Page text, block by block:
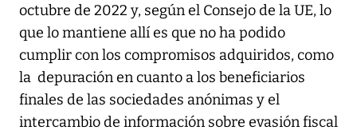
octubre de 2022 y, según el Consejo de la UE, lo
que lo mantiene allí es que no ha podido
cumplir con los compromisos adquiridos, como
la depuración en cuanto a los beneficiarios
finales de las sociedades anónimas y el
intercambio de información sobre evasión fiscal